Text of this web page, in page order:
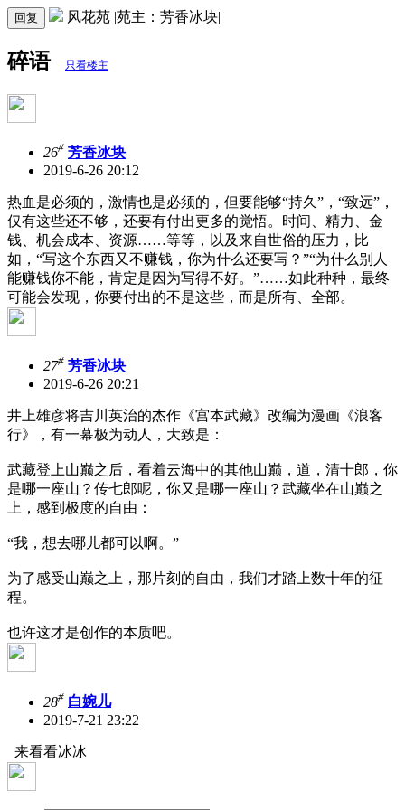
回复 风花苑 |苑主：芳香冰块|
碎语 只看楼主
26# 芳香冰块
2019-6-26 20:12
热血是必须的，激情也是必须的，但要能够“持久”，“致远”，
仅有这些还不够，还要有付出更多的觉悟。时间、精力、金
钱、机会成本、资源……等等，以及来自世俗的压力，比
如，“写这个东西又不赚钱，你为什么还要写？”“为什么别人
能赚钱你不能，肯定是因为写得不好。”……如此种种，最终
可能会发现，你要付出的不是这些，而是所有、全部。
27# 芳香冰块
2019-6-26 20:21
井上雄彦将吉川英治的杰作《宫本武藏》改编为漫画《浪客
行》，有一幕极为动人，大致是：
武藏登上山巅之后，看着云海中的其他山巅，道，清十郎，你
是哪一座山？传七郎呢，你又是哪一座山？武藏坐在山巅之
上，感到极度的自由：
“我，想去哪儿都可以啊。”
为了感受山巅之上，那片刻的自由，我们才踏上数十年的征
程。
也许这才是创作的本质吧。
28# 白婉儿
2019-7-21 23:22
来看看冰冰